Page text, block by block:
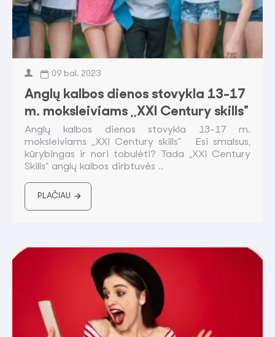
09 bal. 2023
Anglų kalbos dienos stovykla 13-17
m. moksleiviams ,,XXI Century skills"
Anglų kalbos dienos stovykla 13-17 m.
moksleiviams ,,XXI Century skills" Esi smalsus,
kūrybingas ir nori tobulėti? Tada „XXI Century
Skills“ anglų kalbos dirbtuvės ..
PLAČIAU